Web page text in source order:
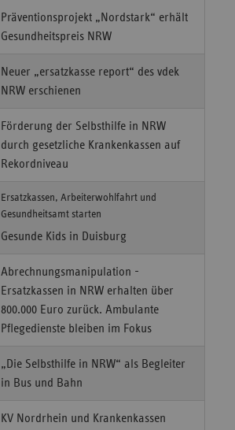
Präventionsprojekt „Nordstark“ erhält
Gesundheitspreis NRW
Neuer „ersatzkasse report“ des vdek
NRW erschienen
Förderung der Selbsthilfe in NRW
durch gesetzliche Krankenkassen auf
Rekordniveau
Ersatzkassen, Arbeiterwohlfahrt und
Gesundheitsamt starten
Gesunde Kids in Duisburg
Abrechnungsmanipulation -
Ersatzkassen in NRW erhalten über
800.000 Euro zurück. Ambulante
Pflegedienste bleiben im Fokus
„Die Selbsthilfe in NRW“ als Begleiter
in Bus und Bahn
KV Nordrhein und Krankenkassen